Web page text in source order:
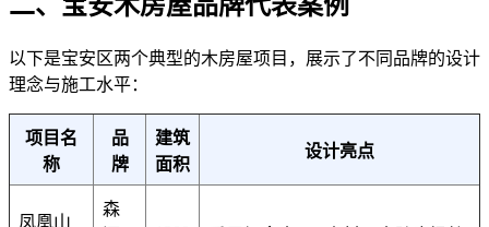
以下是宝安区两个典型的木房屋项目，展示了不同品牌的设计
理念与施工水平：
项目名
称
品
牌
建筑
面积
设计亮点
凤凰山
森